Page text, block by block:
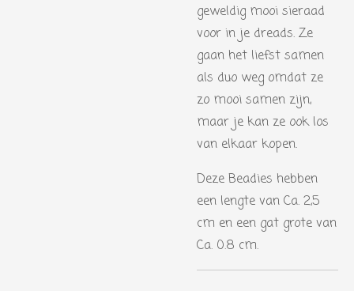
geweldig mooi sieraad
voor in je dreads. Ze
gaan het liefst samen
als duo weg omdat ze
zo mooi samen zijn,
maar je kan ze ook los
van elkaar kopen.
Deze Beadies hebben
een lengte van Ca. 2,5
cm en een gat grote van
Ca. 0.8 cm.